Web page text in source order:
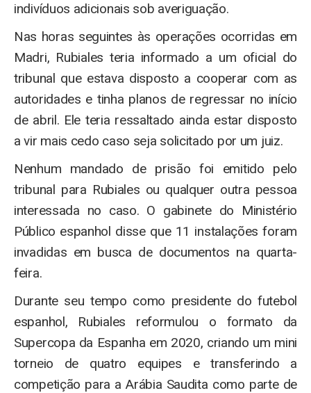
indivíduos adicionais sob averiguação.
Nas horas seguintes às operações ocorridas em
Madri, Rubiales teria informado a um oficial do
tribunal que estava disposto a cooperar com as
autoridades e tinha planos de regressar no início
de abril. Ele teria ressaltado ainda estar disposto
a vir mais cedo caso seja solicitado por um juiz.
Nenhum mandado de prisão foi emitido pelo
tribunal para Rubiales ou qualquer outra pessoa
interessada no caso. O gabinete do Ministério
Público espanhol disse que 11 instalações foram
invadidas em busca de documentos na quarta-
feira.
Durante seu tempo como presidente do futebol
espanhol, Rubiales reformulou o formato da
Supercopa da Espanha em 2020, criando um mini
torneio de quatro equipes e transferindo a
competição para a Arábia Saudita como parte de